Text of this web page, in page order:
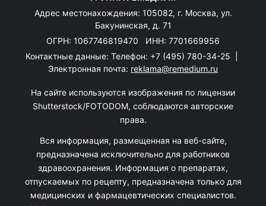
Адрес местонахождения: 105082, г. Москва, ул.
Бакунинская, д. 71
ОГРН: 1067746819470 ИНН: 7701669956
Контактные данные: Телефон: +7 (495) 780-34-25
Электронная почта: reklama@remedium.ru
На сайте используются изображения по лицензии
Shutterstock/FOTODOM, соблюдаются авторские
права.
Вся информация, размещенная на веб-сайте,
предназначена исключительно для работников
здравоохранения. Информация о препаратах,
отпускаемых по рецепту, предназначена только для
медицинских и фармацевтических специалистов.